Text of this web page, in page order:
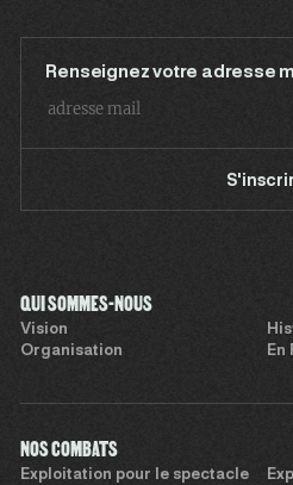
Renseignez votre adresse
QUI SOMMES-NOUS
Vision
Organisation
En
NOS COMBATS
Exploitation pour le spectacle